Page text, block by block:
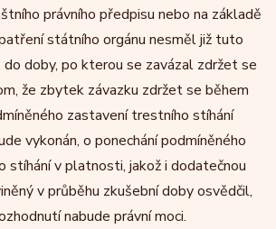
právního předpisu nebo na základě
státního orgánu nesměl již tuto
doby, po kterou se zavázal zdržet se
že zbytek závazku zdržet se během
zastavení trestního stíhání
vykonán, o ponechání podmíněného
stíhání v platnosti, jakož i dodatečnou
v průběhu zkušební doby osvědčil,
nabude právní moci.